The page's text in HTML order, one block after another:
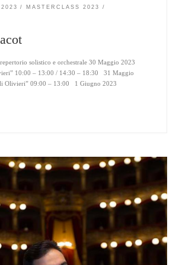
MASTERCLASS 2023
solistico e orchestrale 30 Maggio 2023
10:00 – 13:00 / 14:30 – 18:30 31 Maggio
Olivieri” 09:00 – 13:00 1 Giugno 2023